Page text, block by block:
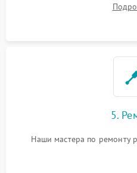
5.
Наши мастера по ремонту